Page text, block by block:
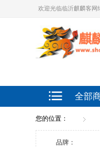
欢迎光临临沂麒麟客网
全部
您的位置：
品牌：